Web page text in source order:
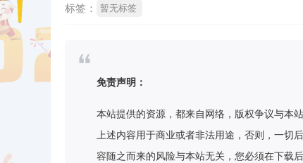
标签： 暂无标签
免责声明：
本站提供的资源，都来自网络，版权争议与本
上述内容用于商业或者非法用途，否则，一切
容随之而来的风险与本站无关，您必须在下载